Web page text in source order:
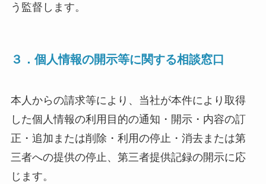
う監督します。
３．個人情報の開示等に関する相談窓口
本人からの請求等により、当社が本件により取得
した個人情報の利用目的の通知・開示・内容の訂
正・追加または削除・利用の停止・消去または第
三者への提供の停止、第三者提供記録の開示に応
じます。